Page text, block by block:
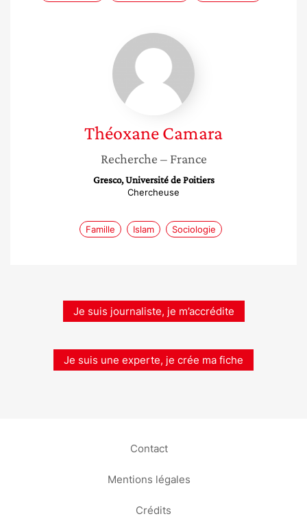
Théoxane
Camara
ThéoxaneCamara
Recherche – France
Gresco, Université de Poitiers
Chercheuse
Famille Islam Sociologie
Je suis journaliste, je m’accrédite
Je suis une experte, je crée ma fiche
Contact
Mentions légales
Crédits